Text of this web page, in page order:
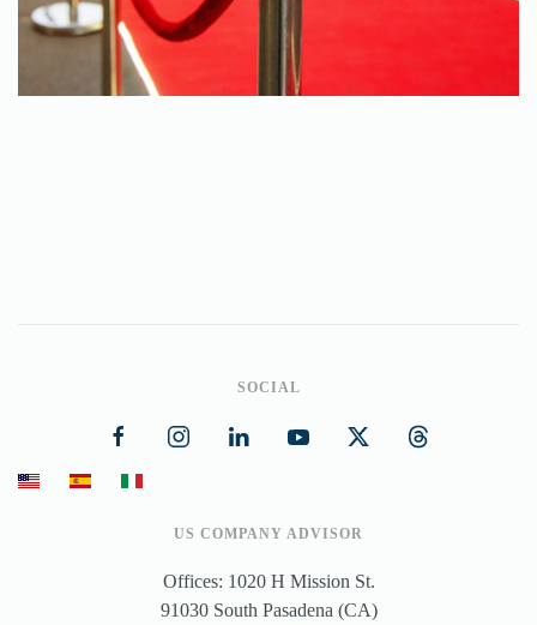
SOCIAL
US COMPANY ADVISOR
Offices: 1020 H Mission St.
91030 South Pasadena (CA)